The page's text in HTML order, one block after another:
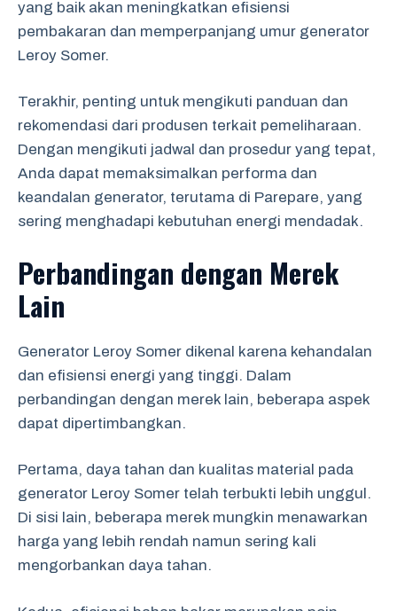
yang baik akan meningkatkan efisiensi
pembakaran dan memperpanjang umur generator
Leroy Somer.
Terakhir, penting untuk mengikuti panduan dan
rekomendasi dari produsen terkait pemeliharaan.
Dengan mengikuti jadwal dan prosedur yang tepat,
Anda dapat memaksimalkan performa dan
keandalan generator, terutama di Parepare, yang
sering menghadapi kebutuhan energi mendadak.
Perbandingan dengan Merek
Lain
Generator Leroy Somer dikenal karena kehandalan
dan efisiensi energi yang tinggi. Dalam
perbandingan dengan merek lain, beberapa aspek
dapat dipertimbangkan.
Pertama, daya tahan dan kualitas material pada
generator Leroy Somer telah terbukti lebih unggul.
Di sisi lain, beberapa merek mungkin menawarkan
harga yang lebih rendah namun sering kali
mengorbankan daya tahan.